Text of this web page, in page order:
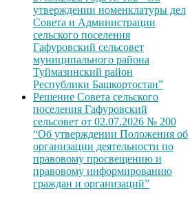
утверждении номенклатуры дел
Совета и Администрации
сельского поселения
Гафуровский сельсовет
муниципального района
Туймазинский район
Республики Башкортостан”
Решение Совета сельского
поселения Гафуровский
сельсовет от 02.07.2026 № 200
“Об утверждении Положения об
организации деятельности по
правовому просвещению и
правовому информированию
граждан и организаций”